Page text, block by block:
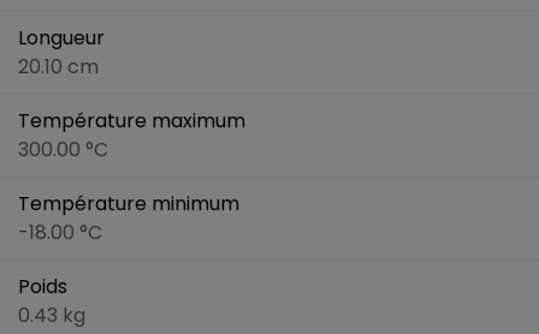
Longueur
20.10 cm
Température maximum
300.00 °C
Température minimum
-18.00 °C
Poids
0.43 kg